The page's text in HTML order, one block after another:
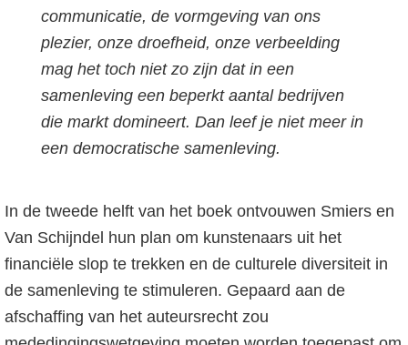
communicatie, de vormgeving van ons
plezier, onze droefheid, onze verbeelding
mag het toch niet zo zijn dat in een
samenleving een beperkt aantal bedrijven
die markt domineert. Dan leef je niet meer in
een democratische samenleving.
In de tweede helft van het boek ontvouwen Smiers en
Van Schijndel hun plan om kunstenaars uit het
financiële slop te trekken en de culturele diversiteit in
de samenleving te stimuleren. Gepaard aan de
afschaffing van het auteursrecht zou